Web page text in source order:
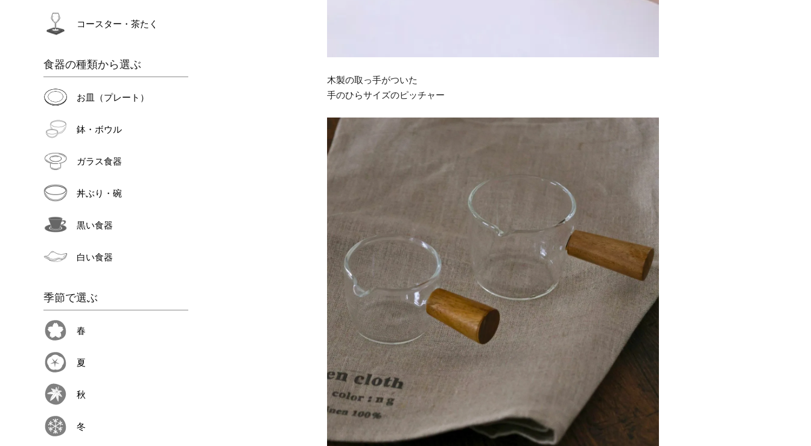
コースター・茶たく
食器の種類から選ぶ
お皿（プレート）
鉢・ボウル
ガラス食器
丼ぶり・碗
黒い食器
白い食器
季節で選ぶ
春
夏
秋
冬
木製の取っ手がついた
手のひらサイズのピッチャー